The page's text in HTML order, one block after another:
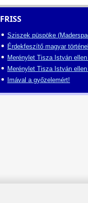
FRISS
Sziszek püspöke
Érdekfeszítő magyar
Merénylet Tisza István
Merénylet Tisza István
Imával a győzelemért!